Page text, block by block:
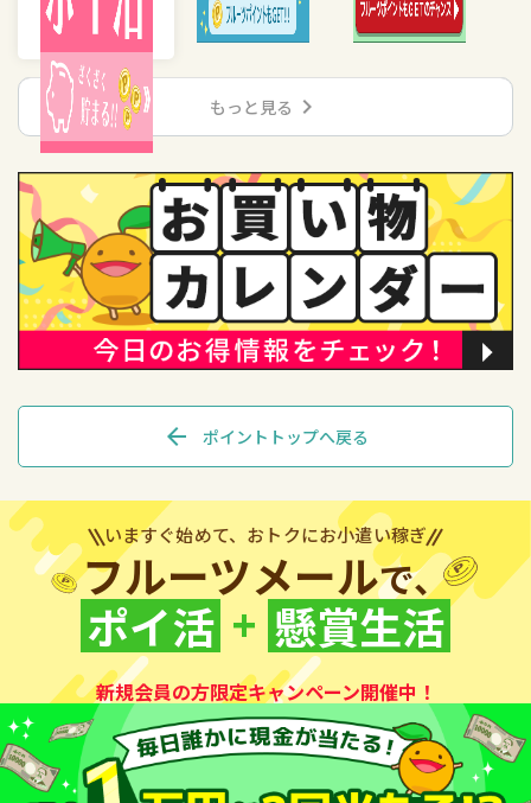
もっと見る chevron_right
arrow_back ポイントトップへ戻る
いますぐ始めて、おトクにお小遣い稼ぎ
フルーツメールで、
ポイ活 + 懸賞生活
新規会員の方限定キャンペーン開催中！